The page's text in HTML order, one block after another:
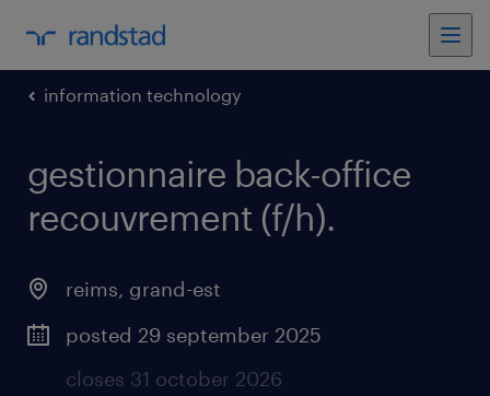
information technology
gestionnaire back-office
recouvrement (f/h).
reims, grand-est
posted 29 september 2025
closes 31 october 2026